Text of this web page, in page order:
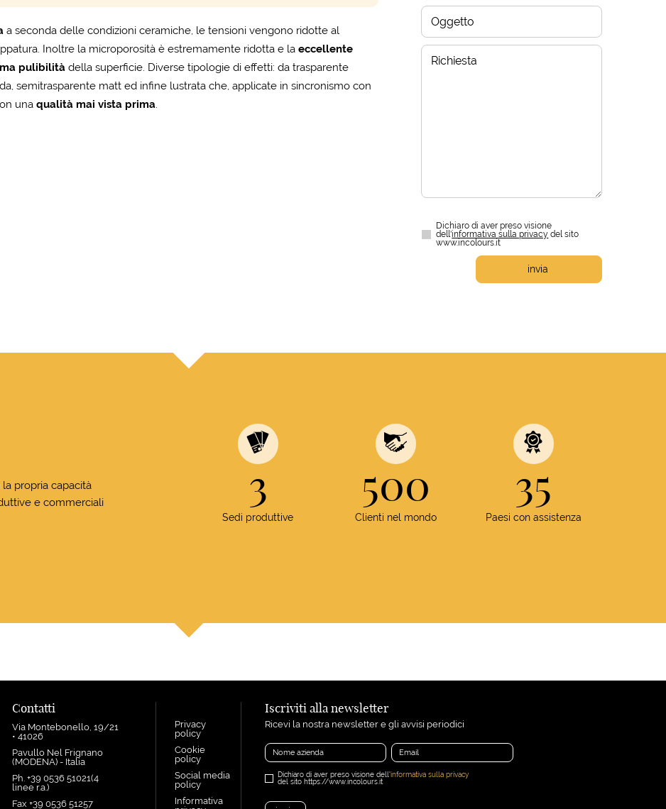
a seconda delle condizioni ceramiche, le tensioni vengono ridotte al
Inoltre la microporosità è estremamente ridotta e la eccellente
pulibilitàdella superficie. Diverse tipologie di effetti: da trasparente
semitrasparente matt ed infine lustrata che, applicate in sincronismo con
una qualità mai vista prima.
Dichiaro di aver preso visione
dell'informativa sulla privacy del sito
www.incolours.it
invia
propria capacità
e commerciali
3
Sedi produttive
500
Clienti nel mondo
35
Paesi con assistenza
Contatti
Via Montebonello, 19/21
• 41026
Pavullo Nel Frignano
(MODENA) - Italia
Ph. +39 0536 51021(4
linee r.a.)
Fax +39 0536 51257
Privacy
policy
Cookie
policy
Social media
policy
Informativa
Iscriviti alla newsletter
Ricevi la nostra newsletter e gli avvisi periodici
Dichiaro di aver preso visione dell'informativa sulla privacy
del sito https://www.incolours.it